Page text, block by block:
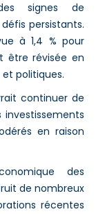
signes de
persistants.
à 1,4 % pour
être révisée en
politiques.
continuer de
en raison
des
de nombreux
récentes